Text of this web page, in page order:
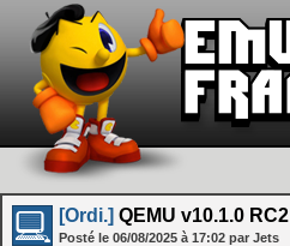
[Ordi.] QEMU v10.1.0 RC2
Posté le 06/08/2025 à 17:02 par Jets